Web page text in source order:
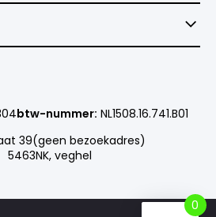
39(geen bezoekadres)
5463NK, veghel
btw-nummer: NL1508.16.741.B01
0